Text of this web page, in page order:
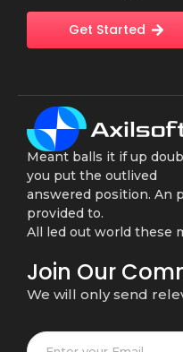
Get Started
Meant balls it if up
you put the outlived
answered position. An
provided to.
All led out world these
Join Our
We will only send